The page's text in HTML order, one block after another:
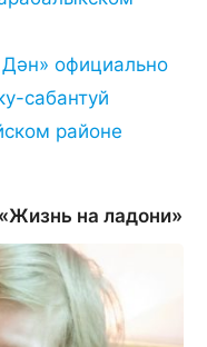
официально
сабантуй
районе
на ладони»